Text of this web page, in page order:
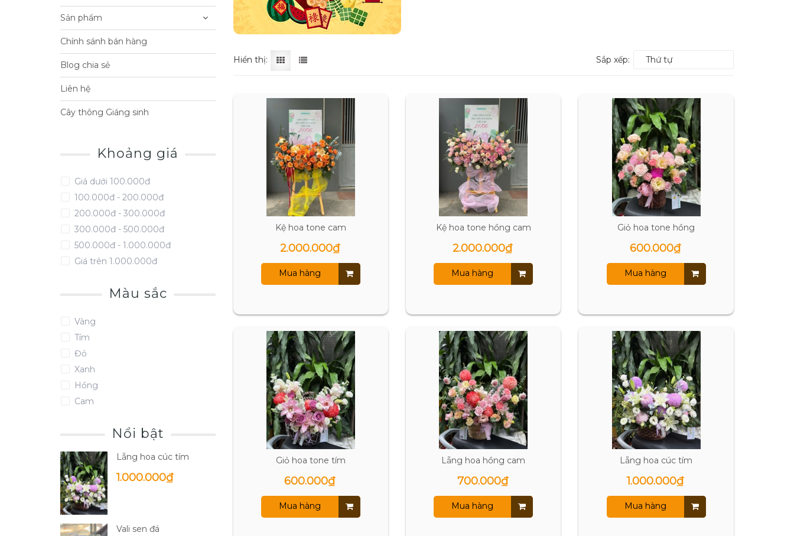
Hiển thị: Sắp xếp: Thứ tự
Kệ hoa tone cam
2.000.000₫
Mua hàng
Kệ hoa tone hồng cam
2.000.000₫
Mua hàng
Giỏ hoa tone hồng
600.000₫
Mua hàng
Giỏ hoa tone tím
600.000₫
Mua hàng
Lẵng hoa hồng cam
700.000₫
Mua hàng
Lẵng hoa cúc tím
1.000.000₫
Mua hàng
Sản phẩm
Chính sánh bán hàng
Blog chia sẻ
Liên hệ
Cây thông Giáng sinh
Khoảng giá
Giá dưới 100.000đ
100.000đ - 200.000đ
200.000đ - 300.000đ
300.000đ - 500.000đ
500.000đ - 1.000.000đ
Giá trên 1.000.000đ
Màu sắc
Vàng
Tím
Đỏ
Xanh
Hồng
Cam
Nổi bật
Lẵng hoa cúc tím
1.000.000₫
Vali sen đá